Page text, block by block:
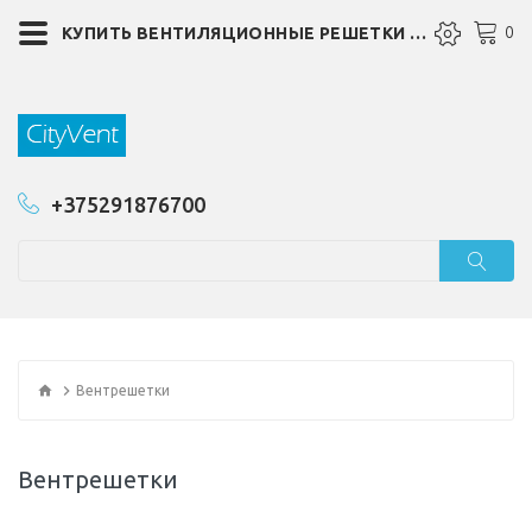
+375291876700
0
Вентрешетки
Вентрешетки
КУПИТЬ ВЕНТИЛЯЦИОННЫЕ РЕШЕТКИ ВЕНТРЕШЕТКИ В ГОМЕЛЕ